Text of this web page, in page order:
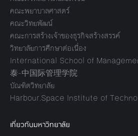
คณะพยาบาลศาสตร์
คณะวิทยพัฒน์
คณะการสร้างเจ้าของธุรกิจสร้างสรรค์
วิทยาลัยการศึกษาต่อเนื่อง
International School of
泰-中国际管理学院
บัณฑิตวิทยาลัย
Harbour.Space Institute of
เกี่ยวกับมหาวิทยาลัย